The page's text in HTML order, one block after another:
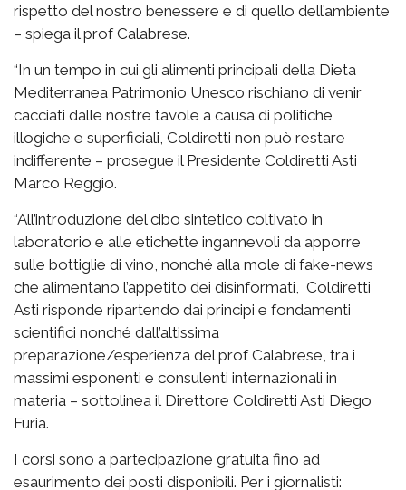
rispetto del nostro benessere e di quello dell’ambiente
– spiega il prof Calabrese.
“In un tempo in cui gli alimenti principali della Dieta
Mediterranea Patrimonio Unesco rischiano di venir
cacciati dalle nostre tavole a causa di politiche
illogiche e superficiali, Coldiretti non può restare
indifferente – prosegue il Presidente Coldiretti Asti
Marco Reggio.
“All’introduzione del cibo sintetico coltivato in
laboratorio e alle etichette ingannevoli da apporre
sulle bottiglie di vino, nonché alla mole di fake-news
che alimentano l’appetito dei disinformati, Coldiretti
Asti risponde ripartendo dai principi e fondamenti
scientifici nonché dall’altissima
preparazione/esperienza del prof Calabrese, tra i
massimi esponenti e consulenti internazionali in
materia – sottolinea il Direttore Coldiretti Asti Diego
Furia.
I corsi sono a partecipazione gratuita fino ad
esaurimento dei posti disponibili. Per i giornalisti: